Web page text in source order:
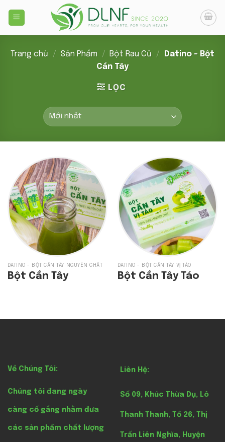
Trang chủ / Sản Phẩm / Bột Rau Củ /
Datino - Bột
Cần Tây
LỌC
DATINO - BỘT CẦN TÂY NGUYÊN CHẤT
Bột Cần Tây
DATINO - BỘT CẦN TÂY VỊ TÁO
Bột Cần Tây Táo
Về Chúng Tôi:
Chúng tôi đang ngày
càng cố gắng nhằm đưa
các sản phẩm chất lượng
Liên Hệ:
Số 09, Khúc Thừa Dụ, Lô
Thanh Thanh, Tổ 26, Thị
Trấn Liên Nghĩa, Huyện